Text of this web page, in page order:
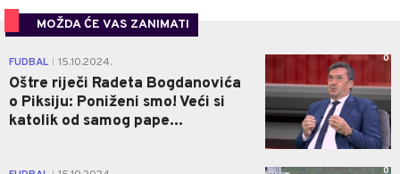
MOŽDA ĆE VAS ZANIMATI
FUDBAL 15.10.2024.
Oštre riječi Radeta Bogdanovića
o Piksiju: Poniženi smo! Veći si
katolik od samog pape...
0
0